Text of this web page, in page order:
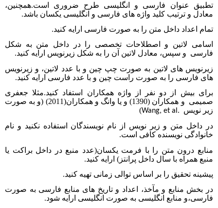
تطبیق عنوان فارسی و انگلیسی طرح ضروری است.همچنین،
معادل و ترتیب کلید واژه های فارسی و انگلیسی یکسان باشد.
تمام اعداد داخل متن را به صورت فارسی ارایه کنید.
اسامی لاتین و اصطلاحات تخصصی را در داخل متن به شکل
فارسی و سپس، معادل لاتین آن را به شکل زیرنویس ارایه کنید.
زیرنویس های لاتین به صورت چپ چین و با عدد لاتین، و زیرنویس
های فارسی را به صورت راست چین و با عدد فارسی ارایه کنید.
برای بیش از دو نفر از واژه همکاران استفاد کنید.مثلا جعفری
صمیمی
و همکاران (1390) و یا وانگ و همکاران(2011) (و به صورت
زیر نویس
Wang, et al.
)
در داخل متن و زیر نویس از نام نویسندگان استفاده نکنید و نام
خانوادگی نویسنده کافی است.
منابع درون متن را با فرمت یکسان(عدد منبع در داخل براکت یا
منبع همراه با سال داخل پرانتز) ارایه کنید.
پیشینه تحقیق را بر اساس توالی زمانی تهیه کنید.
در بخش منابع و مآخذ، اعداد و تاریخ های منابع فارسی به صورت
فارسی،و منابع انگلیسی به صورت انگلیسی ارایه شود.